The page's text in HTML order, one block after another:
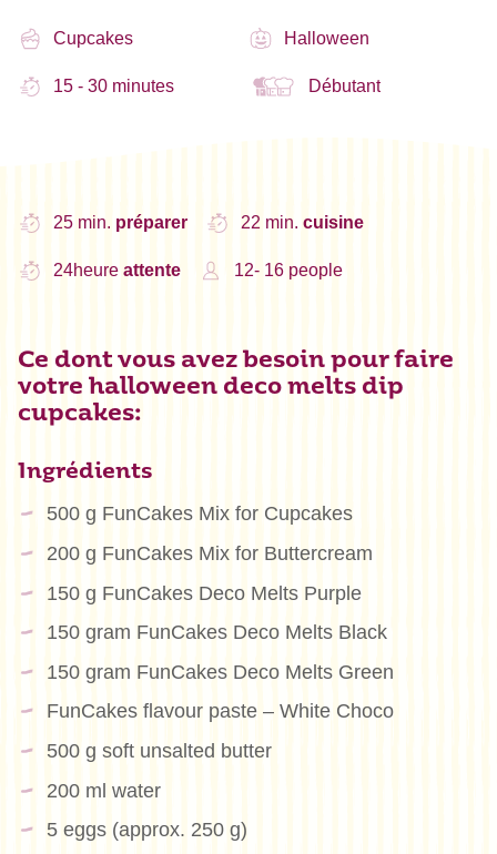
Cupcakes Halloween
15 - 30 minutes Débutant
25 min. préparer 22 min. cuisine
24heure attente 12- 16 people
Ce dont vous avez besoin pour faire
votre halloween deco melts dip
cupcakes:
Ingrédients
500 g FunCakes Mix for Cupcakes
200 g FunCakes Mix for Buttercream
150 g FunCakes Deco Melts Purple
150 gram FunCakes Deco Melts Black
150 gram FunCakes Deco Melts Green
FunCakes flavour paste – White Choco
500 g soft unsalted butter
200 ml water
5 eggs (approx. 250 g)